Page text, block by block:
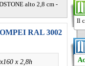
Il
alto 2,8 cm -
RAL 3002
x 2,8h